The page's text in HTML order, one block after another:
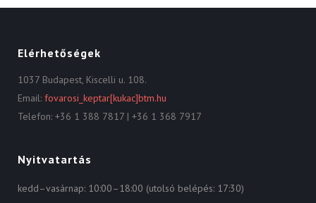
Elérhetőségek
1037 Budapest, Kiscelli u. 108.
Email: fovarosi_keptar[kukac]btm.hu
Telefon: +36 1 388 7817 | +36 1 368 7917
Nyitvatartás
kedd–vasárnap: 10:00–18:00 (utolsó belépés: 17:30)